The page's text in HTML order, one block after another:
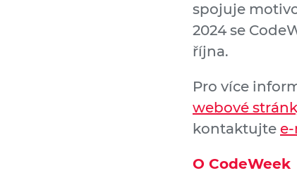
spojuje
2024 se
října.
Pro více
webové
kontaktujte
O CodeWeek